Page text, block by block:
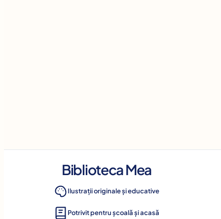
Biblioteca Mea
Ilustrații originale și educative
Potrivit pentru școală și acasă